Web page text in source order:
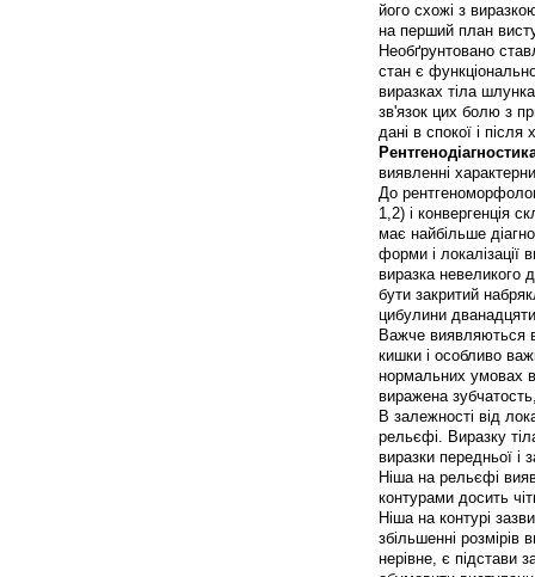
його схожі з
на перший план
Необґрунтовано
стан є
виразках тіла
зв'язок цих болю з
дані в спокої і
виявленні
До
1,2) і конвергенція
має найбільше
форми і локалізації
виразка невеликого
бути закритий
цибулини
Важче виявляються
кишки і особливо
нормальних умовах
виражена
В залежності від
рельєфі. Виразку
виразки передньої і
Ніша на рельєфі
контурами досить
Ніша на контурі
збільшенні
нерівне, є підстави